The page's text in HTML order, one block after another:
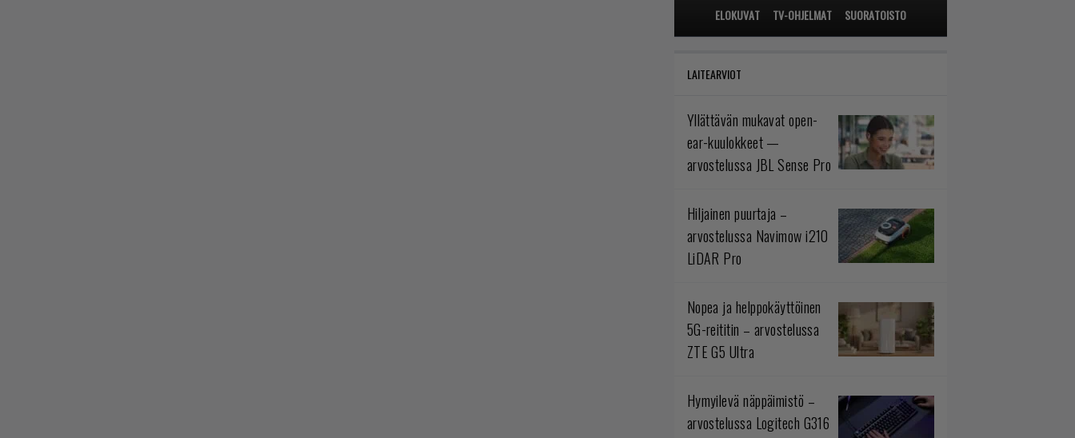
ELOKUVAT TV-OHJELMAT SUORATOISTO
LAITEARVIOT
Yllättävän mukavat open-
ear-kuulokkeet —
arvostelussa JBL Sense Pro
Hiljainen puurtaja –
arvostelussa Navimow i210
LiDAR Pro
Nopea ja helppokäyttöinen
5G-reititin – arvostelussa
ZTE G5 Ultra
Hymyilevä näppäimistö –
arvostelussa Logitech G316